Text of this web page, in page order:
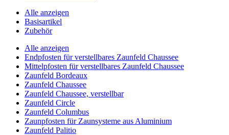
Alle anzeigen
Basisartikel
Zubehör
Alle anzeigen
Endpfosten für verstellbares Zaunfeld Chaussee
Mittelpfosten für verstellbares Zaunfeld Chaussee
Zaunfeld Bordeaux
Zaunfeld Chaussee
Zaunfeld Chaussee, verstellbar
Zaunfeld Circle
Zaunfeld Columbus
Zaunpfosten für Zaunsysteme aus Aluminium
Zaunfeld Palitio